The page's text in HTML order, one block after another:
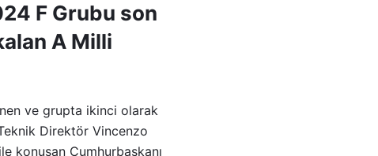
F Grubu son
A Milli
ve grupta ikinci olarak
Direktör Vincenzo
konuşan Cumhurbaşkanı